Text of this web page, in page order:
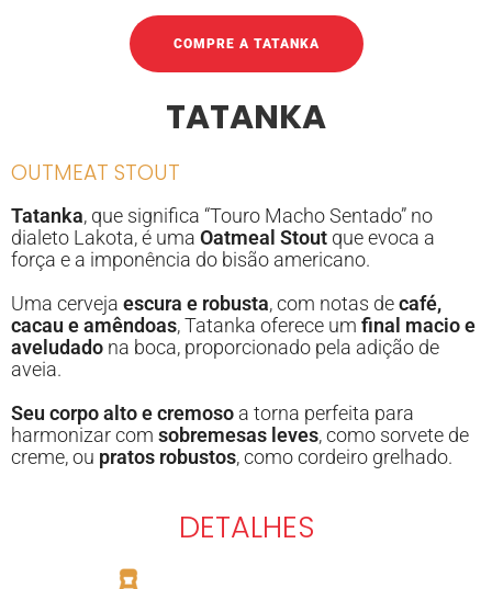
COMPRE A TATANKA
TATANKA
OUTMEAT STOUT
Tatanka, que significa “Touro Macho Sentado” no
dialeto Lakota, é uma Oatmeal Stout que evoca a
força e a imponência do bisão americano.
Uma cerveja escura e robusta, com notas decafé,
cacau e amêndoas, Tatanka oferece um final macio e
aveludado na boca, proporcionado pela adição de
aveia.
Seu corpo alto e cremoso a torna perfeita para
harmonizar com sobremesas leves, como sorvete de
creme, ou pratos robustos, como cordeiro grelhado.
DETALHES